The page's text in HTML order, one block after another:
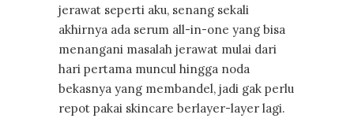
jerawat seperti aku, senang sekali
akhirnya ada serum all-in-one yang bisa
menangani masalah jerawat mulai dari
hari pertama muncul hingga noda
bekasnya yang membandel, jadi gak perlu
repot pakai skincare berlayer-layer lagi.